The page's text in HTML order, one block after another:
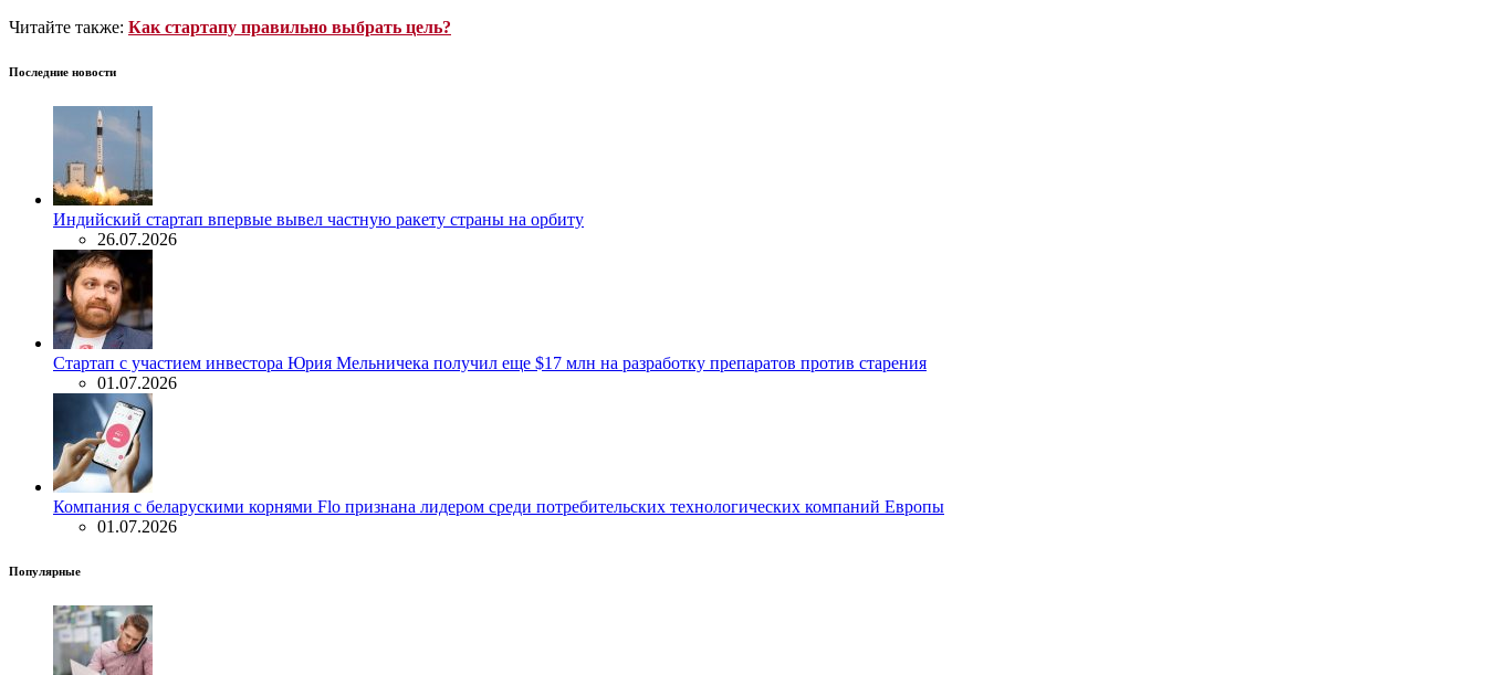
Читайте также: Как стартапу правильно выбрать цель?
Последние новости
Индийский стартап впервые вывел частную ракету страны на орбиту
26.07.2026
Стартап с участием инвестора Юрия Мельничека получил еще $17 млн на разработку препаратов против старения
01.07.2026
Компания с беларускими корнями Flo признана лидером среди потребительских технологических компаний Европы
01.07.2026
Популярные